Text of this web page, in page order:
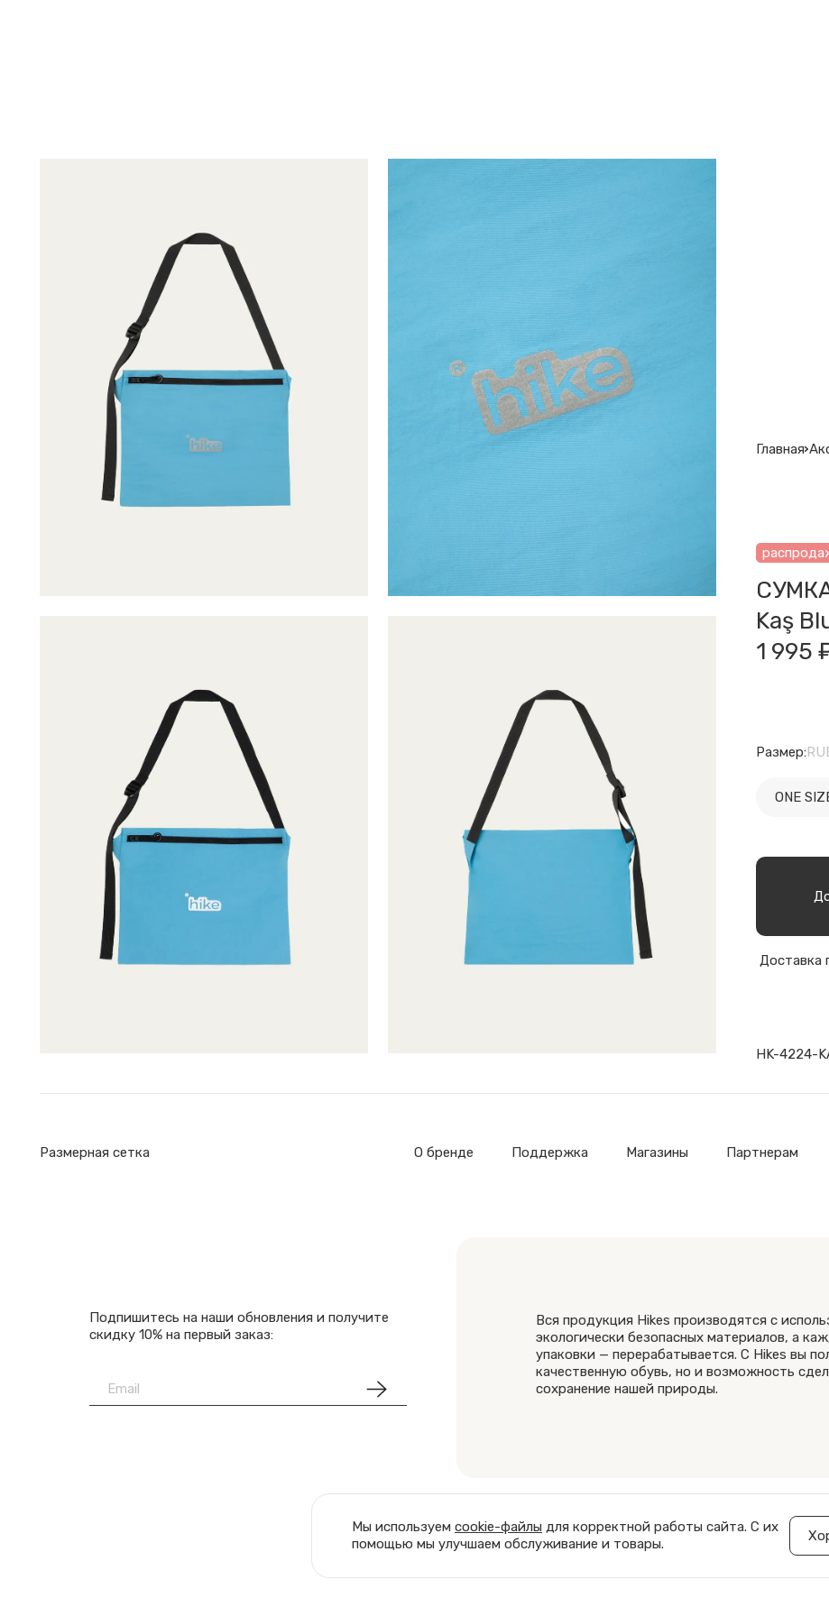
Главная
СУМКА
Kaş
1 995
Размер:RU
ONE
Доставка
HK-4224-
Размерная сетка О бренде Поддержка Магазины Партнерам
Подпишитесь на наши обновления и получите
скидку 10% на первый заказ:
Вся продукция Hikes производятся с
экологически безопасных материалов, а
упаковки — перерабатывается. С Hikes вы
качественную обувь, но и возможность
сохранение нашей природы.
Мы используем cookie-файлы для корректной работы сайта. С их
помощью мы улучшаем обслуживание и товары.